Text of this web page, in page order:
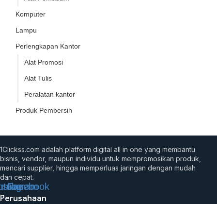
Komputer
Lampu
Perlengkapan Kantor
Alat Promosi
Alat Tulis
Peralatan kantor
Produk Pembersih
1Clickss.com adalah platform digital all in one yang membantu
bisnis, vendor, maupun individu untuk mempromosikan produk,
mencari supplier, hingga memperluas jaringan dengan mudah
dan cepat.
Facebook
Perusahaan